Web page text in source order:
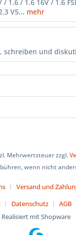
/ 1.6 / 1.6 16V / 1.6
V5... mehr
schreiben und
Mehrwertsteuer zzgl.
wenn nicht
Versand und
Datenschutz AGB
Realisiert mit Shopware